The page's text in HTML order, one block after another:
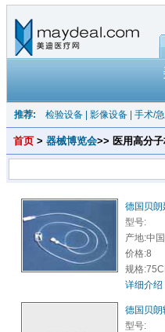
推荐: 检验设备 影像设备 手术/
首页 > 器械博览会>> 医用高分
德国贝朗
型号:
产地:中
价格:8
规格
详细介绍
德国贝朗
型号: